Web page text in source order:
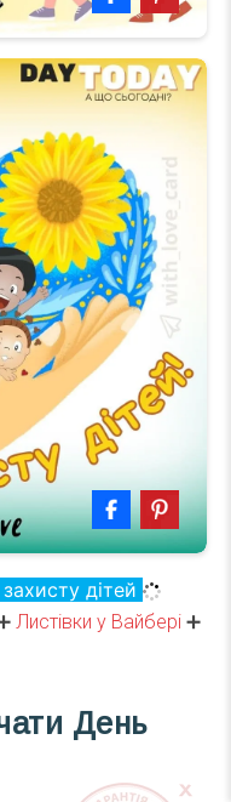
дітей
Листівки у Вайбері ➕
День